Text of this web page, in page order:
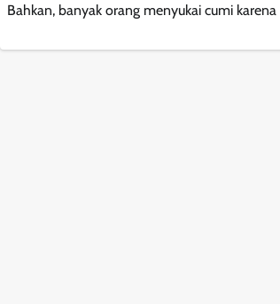
Bahkan, banyak orang menyukai cumi